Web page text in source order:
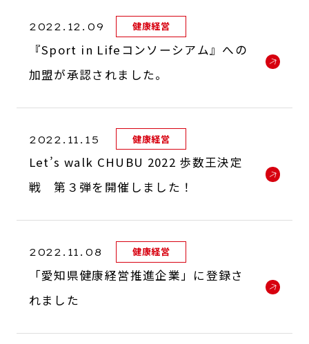
2022.12.09 健康経営
『Sport in Lifeコンソーシアム』への
加盟が承認されました。
2022.11.15 健康経営
Let’s walk CHUBU 2022 歩数王決定
戦 第３弾を開催しました！
2022.11.08 健康経営
「愛知県健康経営推進企業」に登録さ
れました